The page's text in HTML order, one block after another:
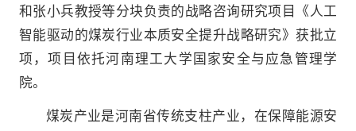
和张小兵教授等分块负责的战略咨询研究项目《人工
智能驱动的煤炭行业本质安全提升战略研究》获批立
项，项目依托河南理工大学国家安全与应急管理学
院。
煤炭产业是河南省传统支柱产业，在保障能源安